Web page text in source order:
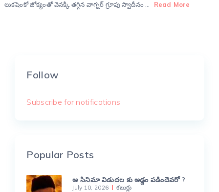
లుకషెంకో జోక్యంతో వెనక్కి తగ్గిన వాగ్నర్‌ గ్రూపు స్వాదీనం …
Read More
Follow
Subscribe for notifications
Popular Posts
ఆ సినిమా విడుదల కు అడ్డం పడిందెవరో ?
July 10, 2026 కబుర్లు